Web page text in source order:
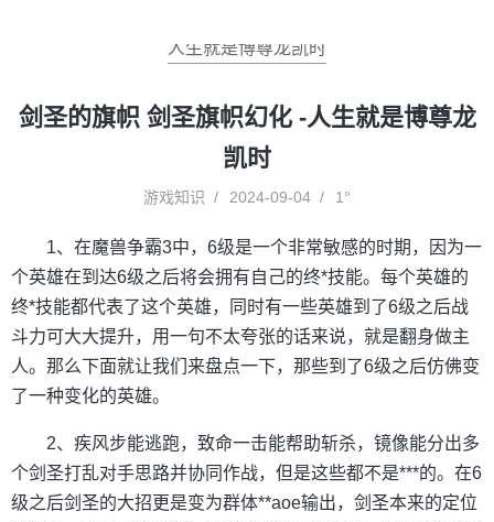
人生就是博尊龙凯时
剑圣的旗帜 剑圣旗帜幻化 -人生就是博尊龙
凯时
游戏知识 2024-09-04 1°
1、在魔兽争霸3中，6级是一个非常敏感的时期，因为一
个英雄在到达6级之后将会拥有自己的终*技能。每个英雄的
终*技能都代表了这个英雄，同时有一些英雄到了6级之后战
斗力可大大提升，用一句不太夸张的话来说，就是翻身做主
人。那么下面就让我们来盘点一下，那些到了6级之后仿佛变
了一种变化的英雄。
2、疾风步能逃跑，致命一击能帮助斩杀，镜像能分出多
个剑圣打乱对手思路并协同作战，但是这些都不是***的。在6
级之后剑圣的大招更是变为群体**aoe输出，剑圣本来的定位